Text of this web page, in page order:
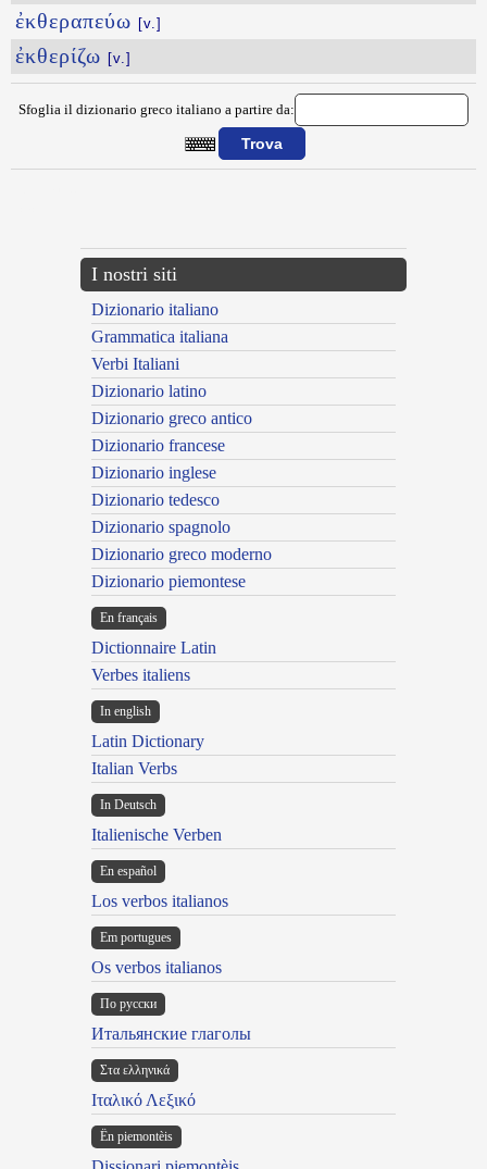
ἐκθεραπεύω [v.]
ἐκθερίζω [v.]
Sfoglia il dizionario greco italiano a partire da:
I nostri siti
Dizionario italiano
Grammatica italiana
Verbi Italiani
Dizionario latino
Dizionario greco antico
Dizionario francese
Dizionario inglese
Dizionario tedesco
Dizionario spagnolo
Dizionario greco moderno
Dizionario piemontese
En français
Dictionnaire Latin
Verbes italiens
In english
Latin Dictionary
Italian Verbs
In Deutsch
Italienische Verben
En español
Los verbos italianos
Em portugues
Os verbos italianos
По русски
Итальянские глаголы
Στα ελληνικά
Ιταλικό Λεξικό
Ën piemontèis